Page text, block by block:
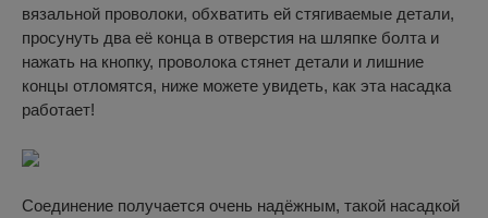
вязальной проволоки, обхватить ей стягиваемые детали,
просунуть два её конца в отверстия на шляпке болта и
нажать на кнопку, проволока стянет детали и лишние
концы отломятся, ниже можете увидеть, как эта насадка
работает!
Соединение получается очень надёжным, такой насадкой